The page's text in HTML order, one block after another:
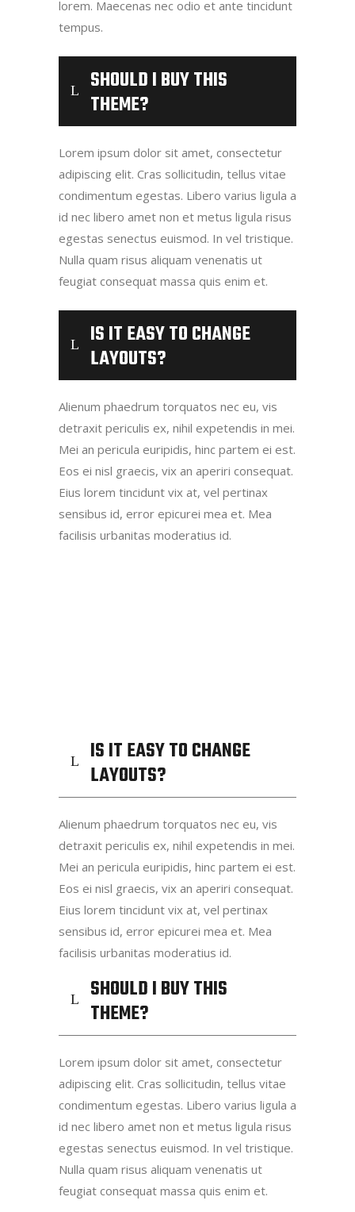
lorem. Maecenas nec odio et ante tincidunt
tempus.
SHOULD I BUY THIS
THEME?
Lorem ipsum dolor sit amet, consectetur
adipiscing elit. Cras sollicitudin, tellus vitae
condimentum egestas. Libero varius ligula a
id nec libero amet non et metus ligula risus
egestas senectus euismod. In vel tristique.
Nulla quam risus aliquam venenatis ut
feugiat consequat massa quis enim et.
IS IT EASY TO CHANGE
LAYOUTS?
Alienum phaedrum torquatos nec eu, vis
detraxit periculis ex, nihil expetendis in mei.
Mei an pericula euripidis, hinc partem ei est.
Eos ei nisl graecis, vix an aperiri consequat.
Eius lorem tincidunt vix at, vel pertinax
sensibus id, error epicurei mea et. Mea
facilisis urbanitas moderatius id.
IS IT EASY TO CHANGE
LAYOUTS?
Alienum phaedrum torquatos nec eu, vis
detraxit periculis ex, nihil expetendis in mei.
Mei an pericula euripidis, hinc partem ei est.
Eos ei nisl graecis, vix an aperiri consequat.
Eius lorem tincidunt vix at, vel pertinax
sensibus id, error epicurei mea et. Mea
facilisis urbanitas moderatius id.
SHOULD I BUY THIS
THEME?
Lorem ipsum dolor sit amet, consectetur
adipiscing elit. Cras sollicitudin, tellus vitae
condimentum egestas. Libero varius ligula a
id nec libero amet non et metus ligula risus
egestas senectus euismod. In vel tristique.
Nulla quam risus aliquam venenatis ut
feugiat consequat massa quis enim et.